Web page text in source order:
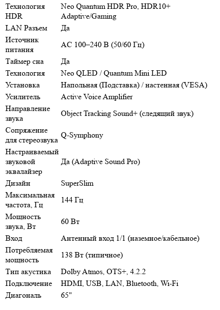
Технология
HDR
Neo Quantum HDR Pro, HDR10+
Adaptive/Gaming
LAN Разъем
Да
Источник
питания
AC 100–240 В (50/60 Гц)
Таймер сна
Да
Технология
Neo QLED / Quantum Mini LED
Установка
Напольная (Подставка) / настенная (VESA)
Усилитель
Active Voice Amplifier
Направление
звука
Object Tracking Sound+ (следящий звук)
Сопряжение
для стереозвука
Q-Symphony
Настраиваемый
звуковой
эквалайзер
Да (Adaptive Sound Pro)
Дизайн
SuperSlim
Максимальная
частота, Гц
144 Гц
Мощность
звука, Вт
60 Вт
Вход
Антенный вход 1/1 (наземное/кабельное)
Потребляемая
мощность
138 Вт (типичное)
Тип акустика
Dolby Atmos, OTS+, 4.2.2
Подключение
HDMI, USB, LAN, Bluetooth, Wi-Fi
Диагональ
65"